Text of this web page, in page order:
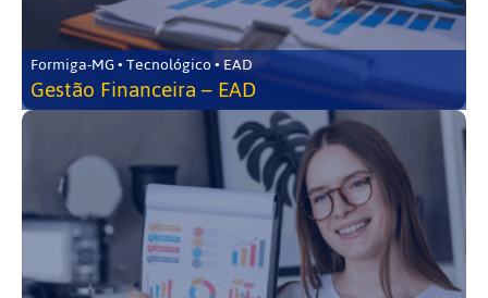
Formiga-MG • Tecnológico • EAD
Gestão Financeira – EAD